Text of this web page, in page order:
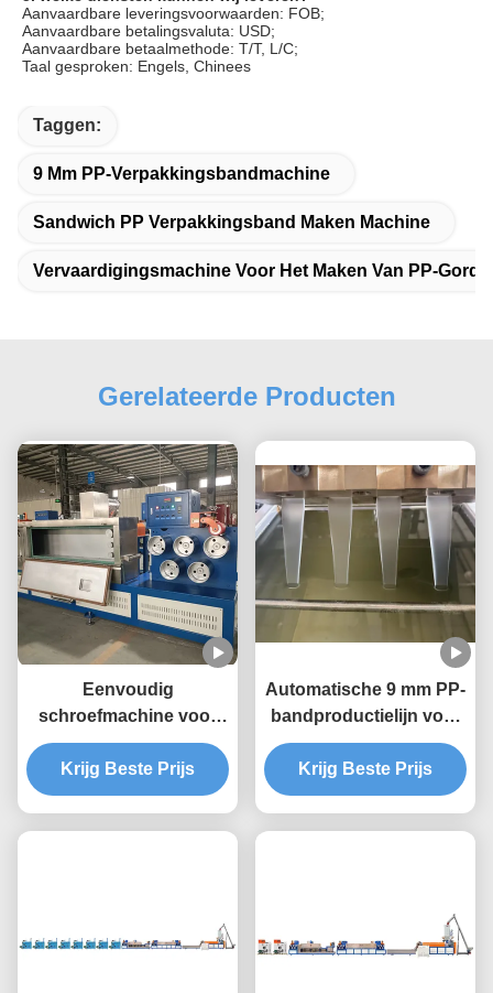
Aanvaardbare leveringsvoorwaarden: FOB;
Aanvaardbare betalingsvaluta: USD;
Aanvaardbare betaalmethode: T/T, L/C;
Taal gesproken: Engels, Chinees
Taggen:
9 Mm PP-Verpakkingsbandmachine
Sandwich PP Verpakkingsband Maken Machine
Vervaardigingsmachine Voor Het Maken Van PP-
Gerelateerde Producten
Eenvoudig
schroefmachine voor
het maken van PP-
banden met een hoge
productiviteit en een
Krijg Beste Prijs
Automatische 9 mm PP-
bandproductielijn voor
PP-bandmachine
Krijg Beste Prijs